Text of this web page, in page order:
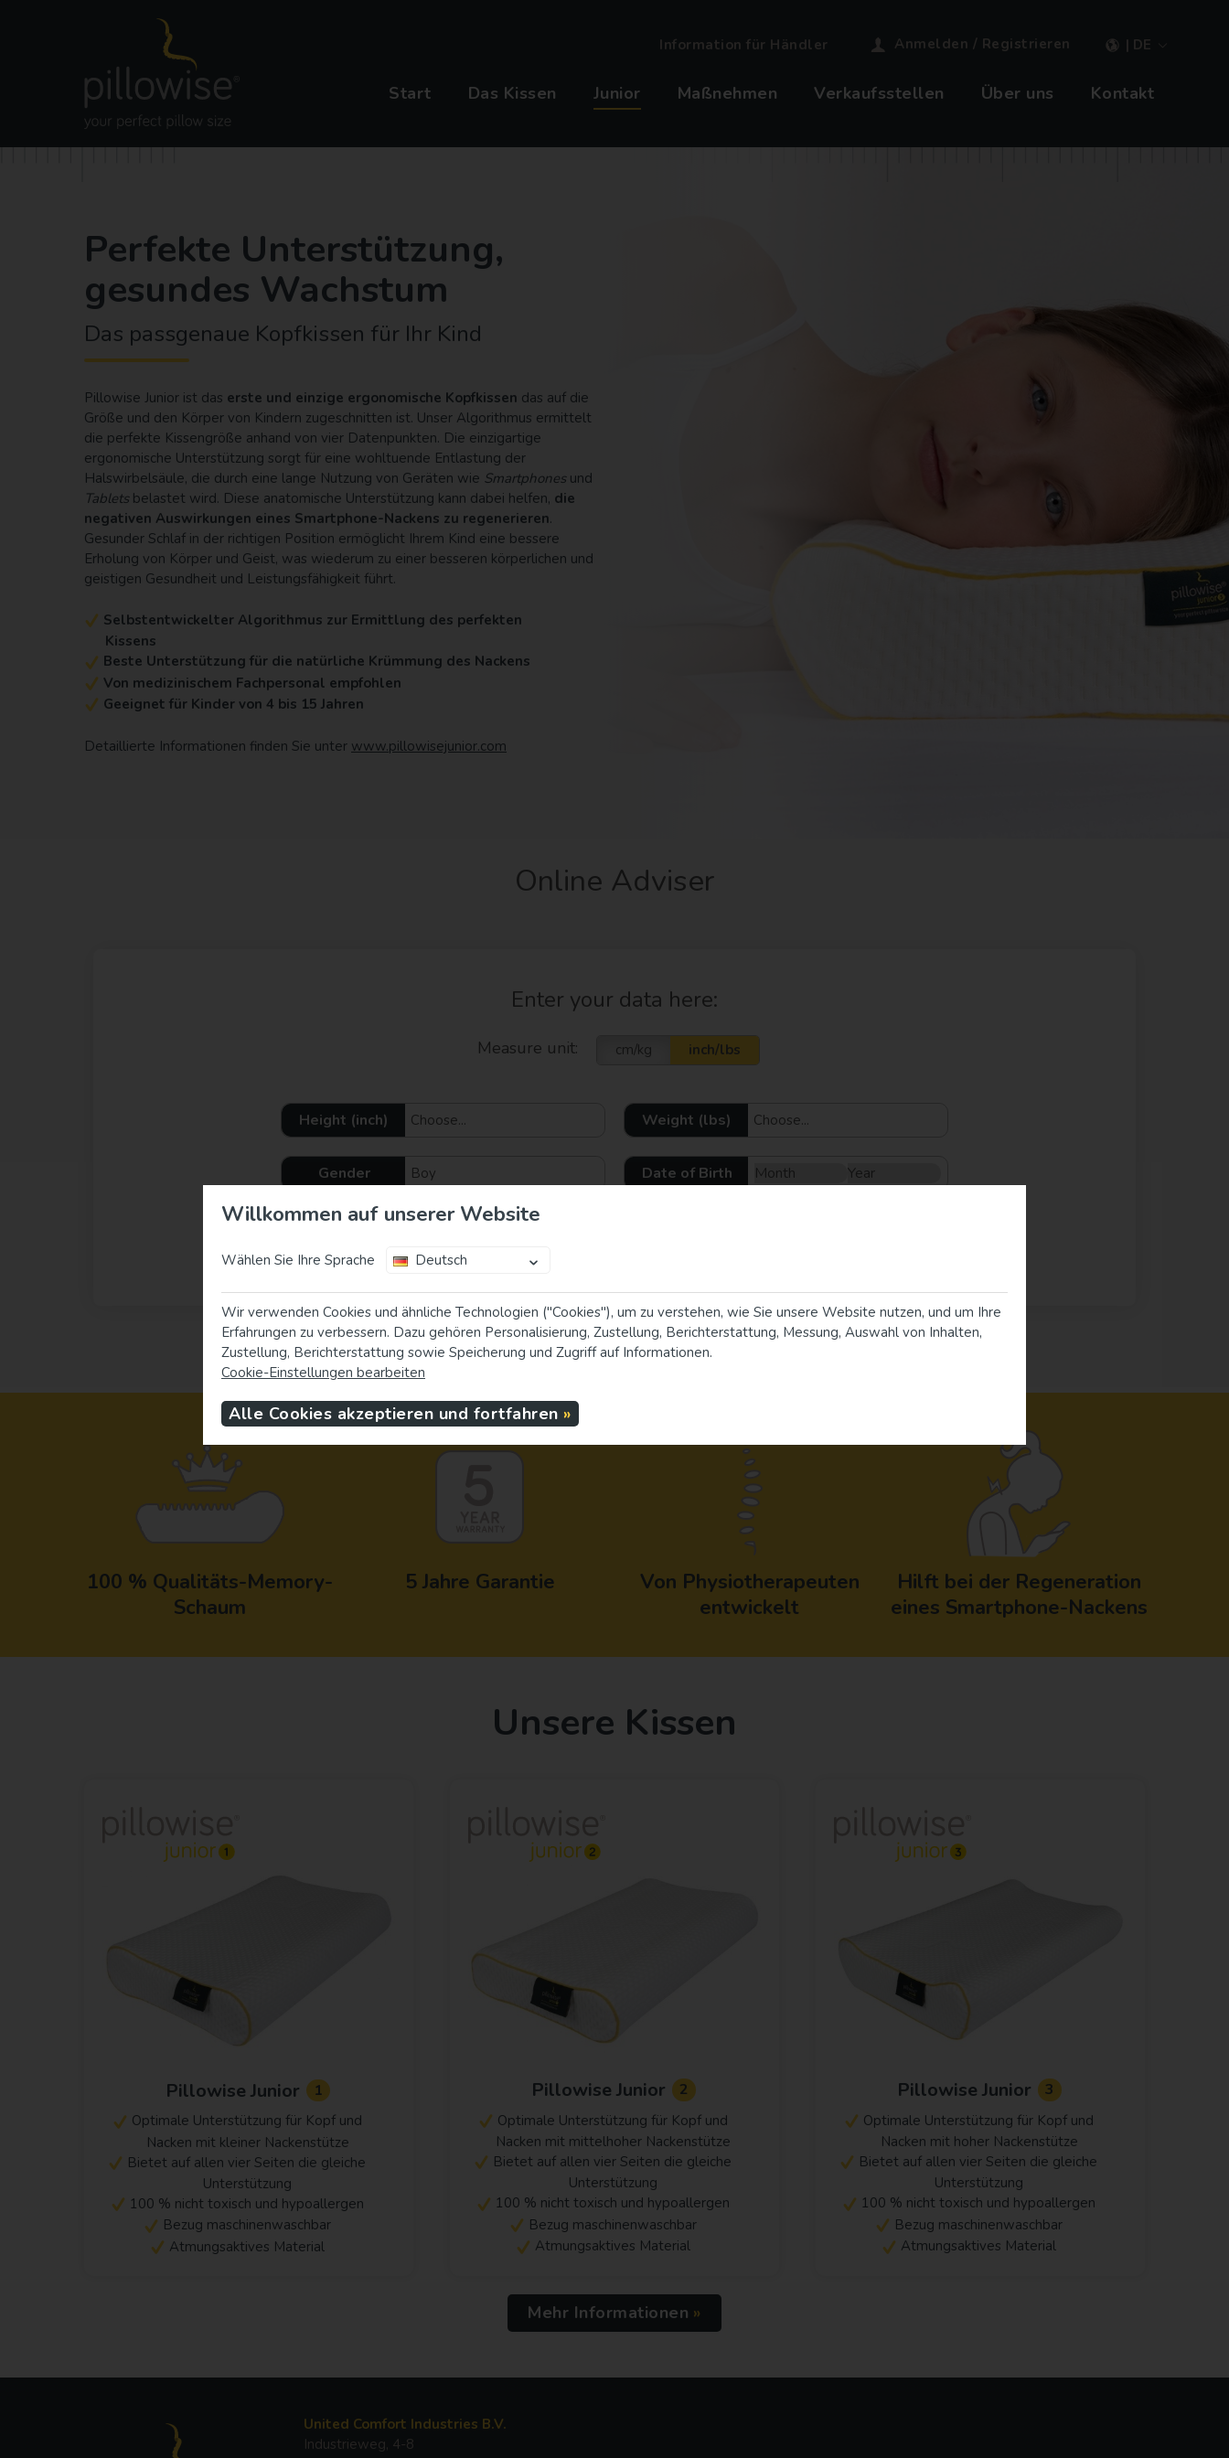
Willkommen auf unserer Website
Wählen Sie Ihre Sprache Deutsch
Wir verwenden Cookies und ähnliche Technologien ("Cookies"), um zu verstehen, wie Sie unsere Website nutzen, und um Ihre
Erfahrungen zu verbessern. Dazu gehören Personalisierung, Zustellung, Berichterstattung, Messung, Auswahl von Inhalten,
Zustellung, Berichterstattung sowie Speicherung und Zugriff auf Informationen.
Cookie-Einstellungen bearbeiten
Alle Cookies akzeptieren und fortfahren
| DE
Anmelden / Registrieren
Information für Händler
Start Das Kissen Junior Maßnehmen Verkaufsstellen Über uns Kontakt
Perfekte Unterstützung,
gesundes Wachstum
Das passgenaue Kopfkissen für Ihr Kind
Pillowise Junior ist das erste und einzige ergonomische Kopfkissen das auf die
Größe und den Körper von Kindern zugeschnitten ist. Unser Algorithmus ermittelt
die perfekte Kissengröße anhand von vier Datenpunkten. Die einzigartige
ergonomische Unterstützung sorgt für eine wohltuende Entlastung der
Halswirbelsäule, die durch eine lange Nutzung von Geräten wie Smartphonesund
Tabletsbelastet wird. Diese anatomische Unterstützung kann dabei helfen, die
negativen Auswirkungen eines Smartphone-Nackens zu regenerieren.
Gesunder Schlaf in der richtigen Position ermöglicht Ihrem Kind eine bessere
Erholung von Körper und Geist, was wiederum zu einer besseren körperlichen und
geistigen Gesundheit und Leistungsfähigkeit führt.
Selbstentwickelter Algorithmus zur Ermittlung des perfekten
Kissens
Beste Unterstützung für die natürliche Krümmung des Nackens
Von medizinischem Fachpersonal empfohlen
Geeignet für Kinder von 4 bis 15 Jahren
Detaillierte Informationen finden Sie unter www.pillowisejunior.com
100 % Qualitäts-Memory-
Schaum
5 Jahre Garantie
Von Physiotherapeuten
entwickelt
Hilft bei der Regeneration
eines Smartphone-Nackens
Unsere Kissen
Pillowise Junior 1
Optimale Unterstützung für Kopf und
Nacken mit kleiner Nackenstütze
Bietet auf allen vier Seiten die gleiche
Unterstützung
100 % nicht toxisch und hypoallergen
Bezug maschinenwaschbar
Atmungsaktives Material
Pillowise Junior 2
Optimale Unterstützung für Kopf und
Nacken mit mittelhoher Nackenstütze
Bietet auf allen vier Seiten die gleiche
Unterstützung
100 % nicht toxisch und hypoallergen
Bezug maschinenwaschbar
Atmungsaktives Material
Pillowise Junior 3
Optimale Unterstützung für Kopf und
Nacken mit hoher Nackenstütze
Bietet auf allen vier Seiten die gleiche
Unterstützung
100 % nicht toxisch und hypoallergen
Bezug maschinenwaschbar
Atmungsaktives Material
Mehr Informationen
United Comfort Industries B.V.
Industrieweg, 4-8